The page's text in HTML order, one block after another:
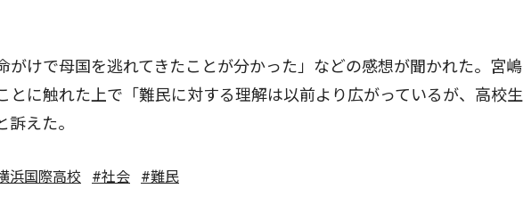
けで母国を逃れてきたことが分かった」などの感想が聞かれた。宮嶋
とに触れた上で「難民に対する理解は以前より広がっているが、高校生
えた。
浜国際高校 #社会 #難民